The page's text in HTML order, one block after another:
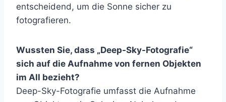
entscheidend, um die Sonne sicher zu
fotografieren.
Wussten Sie, dass „Deep-Sky-Fotografie“
sich auf die Aufnahme von fernen Objekten
im All bezieht?
Deep-Sky-Fotografie umfasst die Aufnahme